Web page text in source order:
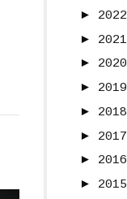
► 2022
► 2021
► 2020
► 2019
► 2018
► 2017
► 2016
► 2015